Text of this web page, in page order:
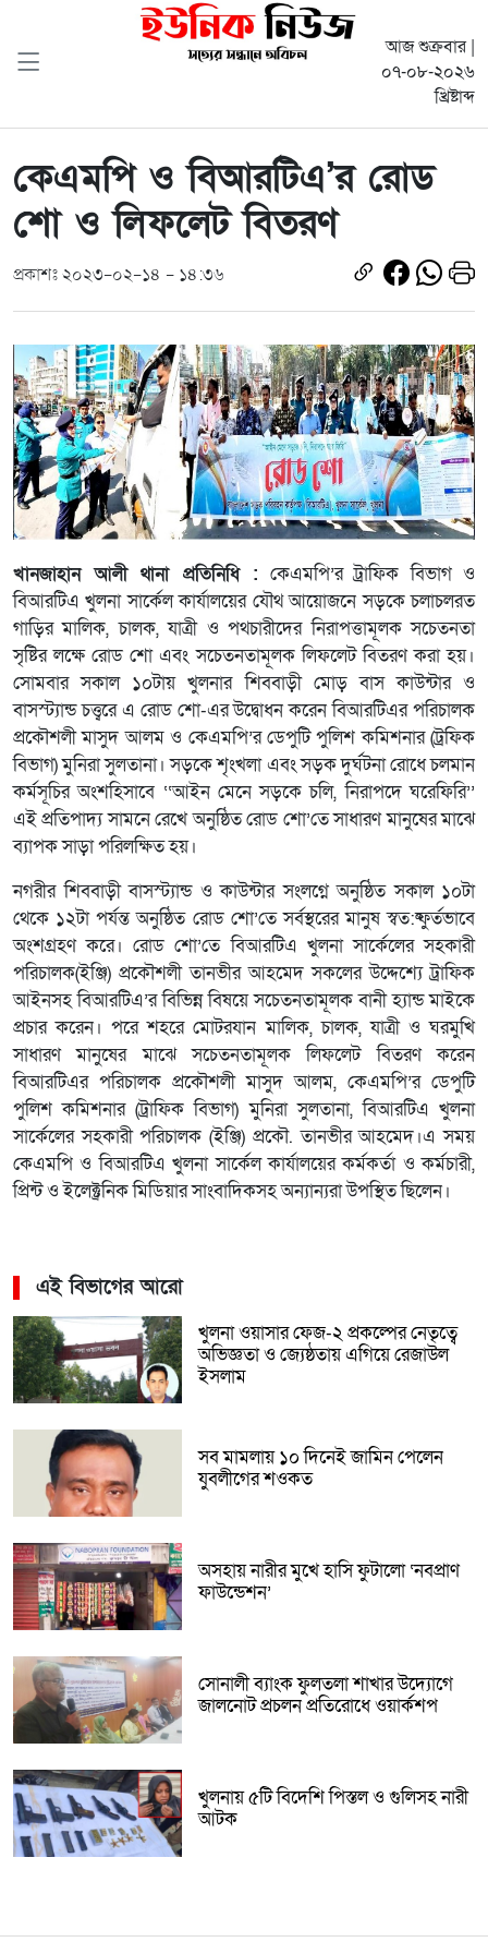
আজ শুক্রবার |
০৭-০৮-২০২৬
খ্রিষ্টাব্দ
কেএমপি ও বিআরটিএ’র রোড
শো ও লিফলেট বিতরণ
প্রকাশঃ ২০২৩-০২-১৪ - ১৪:৩৬
খানজাহান আলী থানা প্রতিনিধি : কেএমপি’র ট্রাফিক বিভাগ ও
বিআরটিএ খুলনা সার্কেল কার্যালয়ের যৌথ আয়োজনে সড়কে চলাচলরত
গাড়ির মালিক, চালক, যাত্রী ও পথচারীদের নিরাপত্তামূলক সচেতনতা
সৃষ্টির লক্ষে রোড শো এবং সচেতনতামূলক লিফলেট বিতরণ করা হয়।
সোমবার সকাল ১০টায় খুলনার শিববাড়ী মোড় বাস কাউন্টার ও
বাসস্ট্যান্ড চত্ত্বরে এ রোড শো-এর উদ্বোধন করেন বিআরটিএর পরিচালক
প্রকৌশলী মাসুদ আলম ও কেএমপি’র ডেপুটি পুলিশ কমিশনার (ট্রফিক
বিভাগ) মুনিরা সুলতানা। সড়কে শৃংখলা এবং সড়ক দুর্ঘটনা রোধে চলমান
কর্মসূচির অংশহিসাবে ‘‘আইন মেনে সড়কে চলি, নিরাপদে ঘরেফিরি’’
এই প্রতিপাদ্য সামনে রেখে অনুষ্ঠিত রোড শো’তে সাধারণ মানুষের মাঝে
ব্যাপক সাড়া পরিলক্ষিত হয়।
নগরীর শিববাড়ী বাসস্ট্যান্ড ও কাউন্টার সংলগ্নে অনুষ্ঠিত সকাল ১০টা
থেকে ১২টা পর্যন্ত অনুষ্ঠিত রোড শো’তে সর্বস্থরের মানুষ স্বত:ষ্ফুর্তভাবে
অংশগ্রহণ করে। রোড শো’তে বিআরটিএ খুলনা সার্কেলের সহকারী
পরিচালক(ইঞ্জি) প্রকৌশলী তানভীর আহমেদ সকলের উদ্দেশ্যে ট্রাফিক
আইনসহ বিআরটিএ’র বিভিন্ন বিষয়ে সচেতনতামূলক বানী হ্যান্ড মাইকে
প্রচার করেন। পরে শহরে মোটরযান মালিক, চালক, যাত্রী ও ঘরমুখি
সাধারণ মানুষের মাঝে সচেতনতামূলক লিফলেট বিতরণ করেন
বিআরটিএর পরিচালক প্রকৌশলী মাসুদ আলম, কেএমপি’র ডেপুটি
পুলিশ কমিশনার (ট্রাফিক বিভাগ) মুনিরা সুলতানা, বিআরটিএ খুলনা
সার্কেলের সহকারী পরিচালক (ইঞ্জি) প্রকৌ. তানভীর আহমেদ।এ সময়
কেএমপি ও বিআরটিএ খুলনা সার্কেল কার্যালয়ের কর্মকর্তা ও কর্মচারী,
প্রিন্ট ও ইলেক্ট্রনিক মিডিয়ার সাংবাদিকসহ অন্যান্যরা উপস্থিত ছিলেন।
এই বিভাগের আরো
খুলনা ওয়াসার ফেজ-২ প্রকল্পের নেতৃত্বে
অভিজ্ঞতা ও জ্যেষ্ঠতায় এগিয়ে রেজাউল
ইসলাম
সব মামলায় ১০ দিনেই জামিন পেলেন
যুবলীগের শওকত
অসহায় নারীর মুখে হাসি ফুটালো ‘নবপ্রাণ
ফাউন্ডেশন’
সোনালী ব্যাংক ফুলতলা শাখার উদ্যোগে
জালনোট প্রচলন প্রতিরোধে ওয়ার্কশপ
খুলনায় ৫টি বিদেশি পিস্তল ও গুলিসহ নারী
আটক